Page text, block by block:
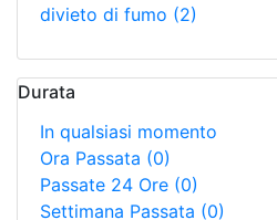
divieto di fumo (2)
Durata
In qualsiasi momento
Ora Passata (0)
Passate 24 Ore (0)
Settimana Passata (0)